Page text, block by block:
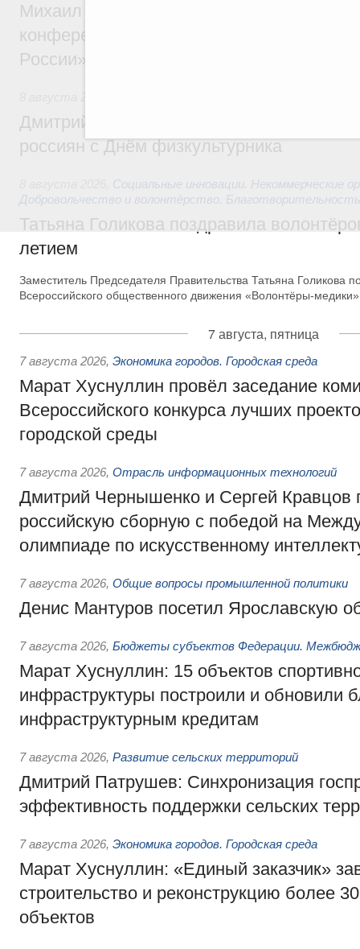
Михаил Мишустин дал поручения по
конференции «Цифровая индустрия
России»
Дмитрий Чернышенко и Михаил
россиян с Днём физкультурника
Социальные инновации. Некоммерческие
Добровольчество и волонтёрство. Благотворительность
Татьяна Голикова поздравила
летием
Заместитель Председателя Правительства Татьяна Голикова
Всероссийского общественного движения «Волонтёры-
7 августа, пятница
7 августа 2026, Экономика городов. Городская среда
Марат Хуснуллин провёл заседание
Всероссийского конкурса лучших
городской среды
7 августа 2026, Отрасль информационных технологий
Дмитрий Чернышенко и Сергей Кравцов
российскую сборную с победой на
олимпиаде по искусственному
7 августа 2026, Общие вопросы промышленной политики
Денис Мантуров посетил Ярославскую
7 августа 2026, Бюджеты субъектов Федерации.
Марат Хуснуллин: 15 объектов
инфраструктуры построили и обновили
инфраструктурным кредитам
7 августа 2026, Развитие сельских территорий
Дмитрий Патрушев: Синхронизация
эффективность поддержки сельских
7 августа 2026, Экономика городов. Городская среда
Марат Хуснуллин: «Единый заказчик»
строительство и реконструкцию более
объектов